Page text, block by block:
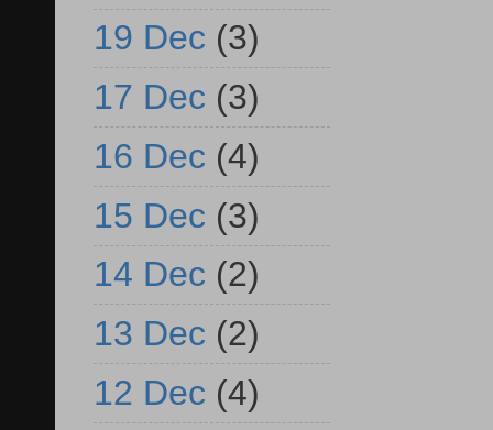
19 Dec (3)
17 Dec (3)
16 Dec (4)
15 Dec (3)
14 Dec (2)
13 Dec (2)
12 Dec (4)